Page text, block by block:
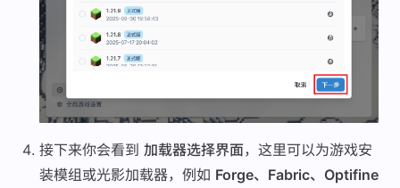
接下来你会看到 加载器选择界面，这里可以为游戏安
装模组或光影加载器，例如 Forge、Fabric、Optifine